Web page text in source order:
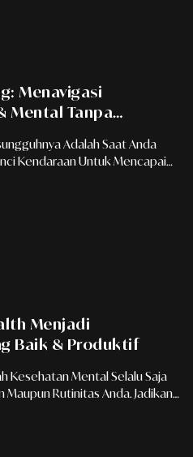
Menavigasi
Mental Tanpa
Adalah Saat Anda
Kendaraan Untuk Mencapai
Menjadi
Baik & Produktif
Kesehatan Mental Selalu Saja
Rutinitas Anda. Jadikan